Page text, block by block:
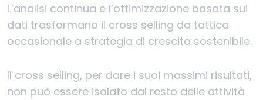
L’analisi continua e l’ottimizzazione basata sui
dati trasformano il cross selling da tattica
occasionale a strategia di crescita sostenibile.
Il cross selling, per dare i suoi massimi risultati,
non può essere isolato dal resto delle attività